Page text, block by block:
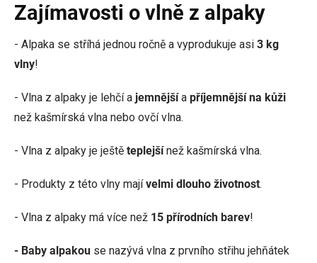
Zajímavosti o vlně z alpaky
- Alpaka se stříhá jednou ročně a vyprodukuje asi 3 kg
vlny!
- Vlna z alpaky je lehčí a jemnějšía příjemnější na kůži
než kašmírská vlna nebo ovčí vlna.
- Vlna z alpaky je ještě teplejšínež kašmírská vlna.
- Produkty z této vlny majívelmi dlouho životnost.
- Vlna z alpaky má více než 15 přírodních barev!
- Baby alpakou se nazývá vlna z prvního střihu jehňátek